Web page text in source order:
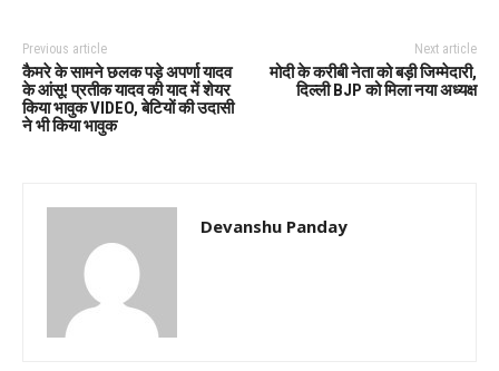
Previous article
कैमरे के सामने छलक पड़े अपर्णा यादव
के आंसू! प्रतीक यादव की याद में शेयर
किया भावुक VIDEO, बेटियों की उदासी
ने भी किया भावुक
Next article
मोदी के करीबी नेता को बड़ी जिम्मेदारी,
दिल्ली BJP को मिला नया अध्यक्ष
Devanshu Panday